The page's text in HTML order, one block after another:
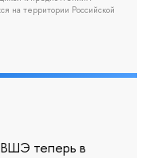
на территории Российской
теперь в